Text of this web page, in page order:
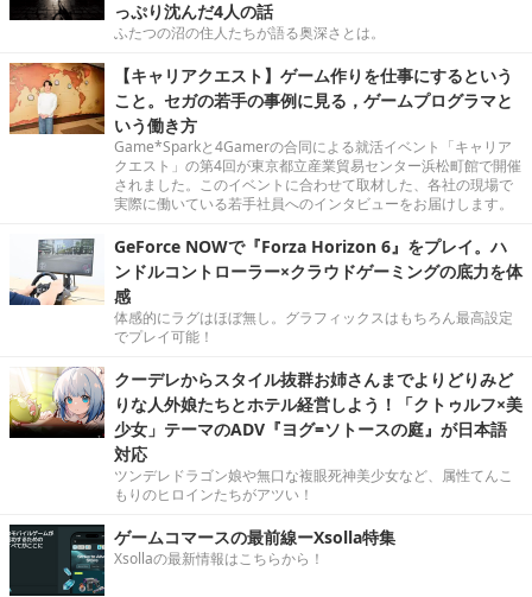
っぷり沈んだ4人の話
ふたつの沼の住人たちが語る奥深さとは。
【キャリアクエスト】ゲーム作りを仕事にするという
こと。セガの若手の事例に見る，ゲームプログラマと
いう働き方
Game*Sparkと4Gamerの合同による就活イベント「キャリア
クエスト」の第4回が東京都立産業貿易センター浜松町館で開催
されました。このイベントに合わせて取材した、各社の現場で
実際に働いている若手社員へのインタビューをお届けします。
GeForce NOWで『Forza Horizon 6』をプレイ。ハ
ンドルコントローラー×クラウドゲーミングの底力を体
感
体感的にラグはほぼ無し。グラフィックスはもちろん最高設定
でプレイ可能！
クーデレからスタイル抜群お姉さんまでよりどりみど
りな人外娘たちとホテル経営しよう！「クトゥルフ×美
少女」テーマのADV『ヨグ=ソトースの庭』が日本語
対応
ツンデレドラゴン娘や無口な複眼死神美少女など、属性てんこ
もりのヒロインたちがアツい！
ゲームコマースの最前線ーXsolla特集
Xsollaの最新情報はこちらから！